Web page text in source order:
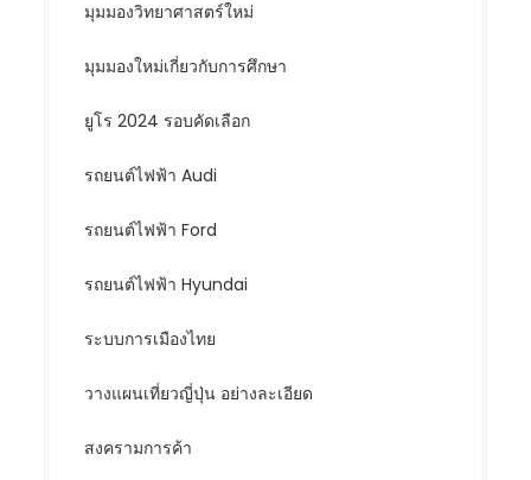
มุมมองวิทยาศาสตร์ใหม่
มุมมองใหม่เกี่ยวกับการศึกษา
ยูโร 2024 รอบคัดเลือก
รถยนต์ไฟฟ้า Audi
รถยนต์ไฟฟ้า Ford
รถยนต์ไฟฟ้า Hyundai
ระบบการเมืองไทย
วางแผนเที่ยวญี่ปุ่น อย่างละเอียด
สงครามการค้า